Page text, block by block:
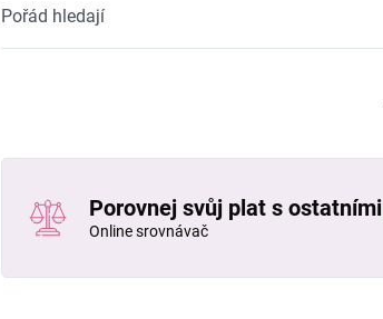
Pořád hledají
Porovnej svůj plat s ostatními
Online srovnávač